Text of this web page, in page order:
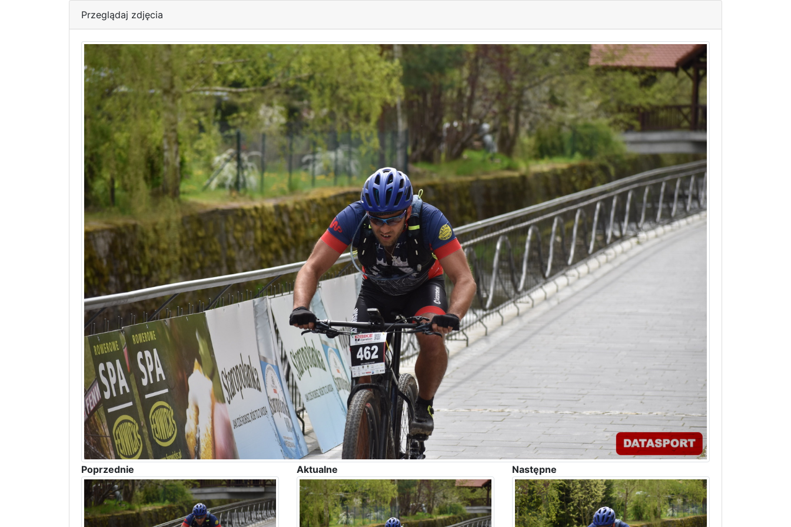
Przeglądaj zdjęcia
Poprzednie Aktualne Następne